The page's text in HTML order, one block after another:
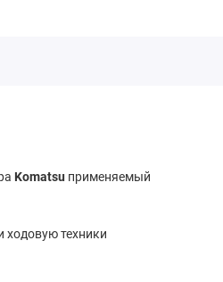
Komatsu применяемый
ходовую техники